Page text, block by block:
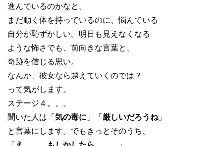
進んでいるのかなと。
まだ動く体を持っているのに、悩んでいる
自分が恥ずかしい。明日も見えなくなる
ような怖さでも、前向きな言葉と、
奇跡を信じる思い。
なんか、彼女なら越えていくのでは？
って気がします。
ステージ４。。。
聞いた人は「 気の毒に 」「 厳しいだろうね 」
と言葉にします。でもきっとそのうち、